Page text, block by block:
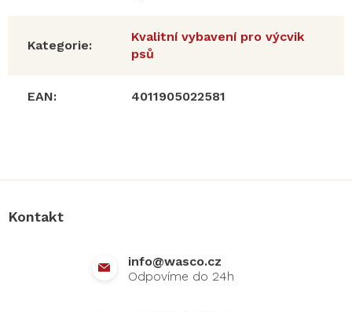
Kategorie:
Kvalitní vybavení pro výcvik
psů
EAN: 4011905022581
Kontakt
info@wasco.cz